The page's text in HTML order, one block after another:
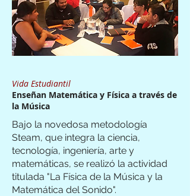
Vida Estudiantil
Enseñan Matemática y Física a través de
la Música​
Bajo la novedosa metodología
Steam, que integra la ciencia,
tecnología, ingeniería, arte y
matemáticas, se realizó la actividad
titulada "La Física de la Música y la
Matemática del Sonido".